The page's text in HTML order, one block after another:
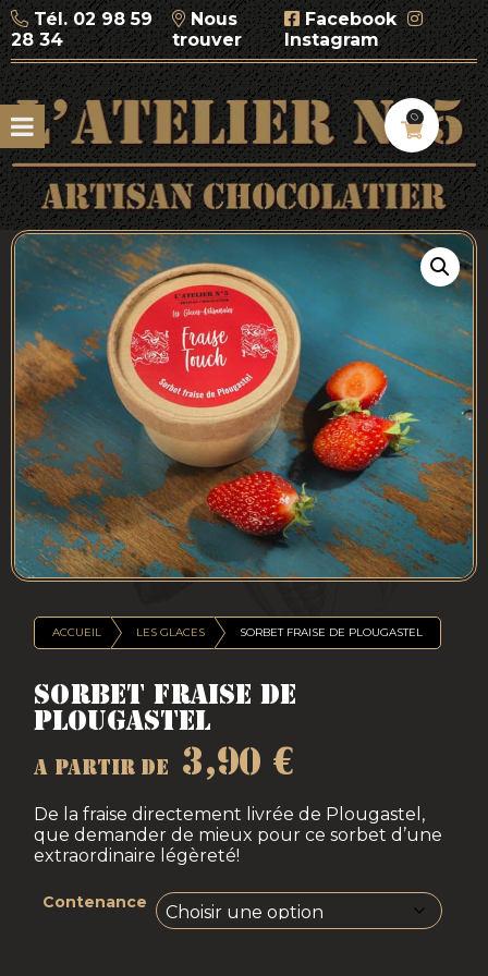
Tél.02 98 59
28 34
Nous
trouver
Facebook
Instagram
ACCUEIL LES GLACES SORBET FRAISE DE PLOUGASTEL
Sorbet Fraise de
Plougastel
A partir de 3,90 €
De la fraise directement livrée de Plougastel,
que demander de mieux pour ce sorbet d’une
extraordinaire légèreté!
Contenance
0